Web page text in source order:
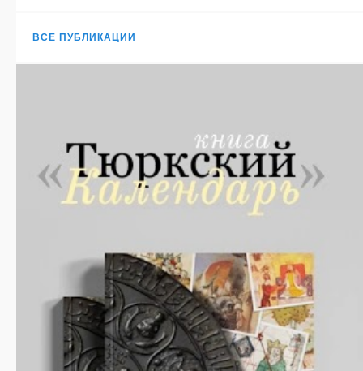
ВСЕ ПУБЛИКАЦИИ